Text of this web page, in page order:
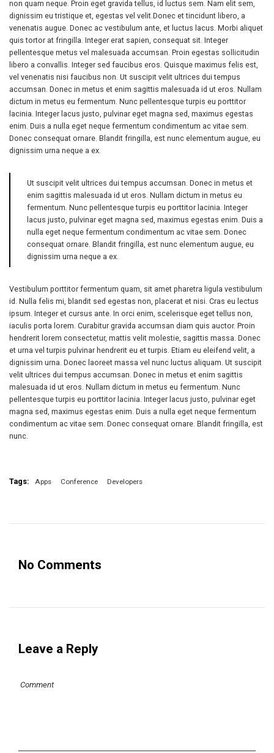
non quam neque. Proin eget gravida tellus, id luctus sem. Nam elit sem,
dignissim eu tristique et, egestas vel velit.Donec et tincidunt libero, a
venenatis augue. Donec ac vestibulum ante, et luctus lacus. Morbi aliquet
quis tortor at fringilla. Integer erat sapien, consequat sit. Integer
pellentesque metus vel malesuada accumsan. Proin egestas sollicitudin
libero a convallis. Integer sed faucibus eros. Quisque maximus felis est,
vel venenatis nisi faucibus non. Ut suscipit velit ultrices dui tempus
accumsan. Donec in metus et enim sagittis malesuada id ut eros. Nullam
dictum in metus eu fermentum. Nunc pellentesque turpis eu porttitor
lacinia. Integer lacus justo, pulvinar eget magna sed, maximus egestas
enim. Duis a nulla eget neque fermentum condimentum ac vitae sem.
Donec consequat ornare. Blandit fringilla, est nunc elementum augue, eu
dignissim urna neque a ex.
Ut suscipit velit ultrices dui tempus accumsan. Donec in metus et
enim sagittis malesuada id ut eros. Nullam dictum in metus eu
fermentum. Nunc pellentesque turpis eu porttitor lacinia. Integer
lacus justo, pulvinar eget magna sed, maximus egestas enim. Duis a
nulla eget neque fermentum condimentum ac vitae sem. Donec
consequat ornare. Blandit fringilla, est nunc elementum augue, eu
dignissim urna neque a ex.
Vestibulum porttitor fermentum quam, sit amet pharetra ligula vestibulum
id. Nulla felis mi, blandit sed egestas non, placerat et nisi. Cras eu lectus
ipsum. Integer et cursus ante. In orci enim, scelerisque eget tellus non,
iaculis porta lorem. Curabitur gravida accumsan diam quis auctor. Proin
hendrerit lorem consectetur, mattis velit molestie, sagittis massa. Donec
et urna vel turpis pulvinar hendrerit eu et turpis. Etiam eu eleifend velit, a
dignissim urna. Donec laoreet massa vel nunc luctus aliquam. Ut suscipit
velit ultrices dui tempus accumsan. Donec in metus et enim sagittis
malesuada id ut eros. Nullam dictum in metus eu fermentum. Nunc
pellentesque turpis eu porttitor lacinia. Integer lacus justo, pulvinar eget
magna sed, maximus egestas enim. Duis a nulla eget neque fermentum
condimentum ac vitae sem. Donec consequat ornare. Blandit fringilla, est
nunc.
Tags: Apps Conference Developers
No Comments
Leave a Reply